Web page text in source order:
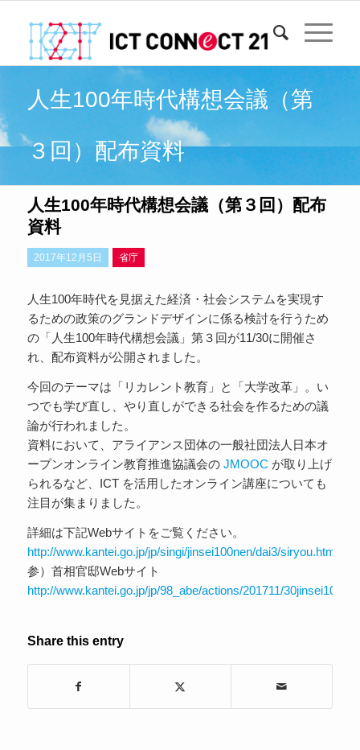
人生100年時代構想会議（第
３回）配布資料
人生100年時代構想会議（第３回）配布
資料
2017年12月5日 省庁
人生100年時代を見据えた経済・社会システムを実現す
るための政策のグランドデザインに係る検討を行うため
の「人生100年時代構想会議」第３回が11/30に開催さ
れ、配布資料が公開されました。
今回のテーマは「リカレント教育」と「大学改革」。い
つでも学び直し、やり直しができる社会を作るための議
論が行われました。
資料において、アライアンス団体の一般社団法人日本オ
ープンオンライン教育推進協議会の JMOOC が取り上げ
られるなど、ICT を活用したオンライン講座についても
注目が集まりました。
詳細は下記Webサイトをご覧ください。
http://www.kantei.go.jp/jp/singi/jinsei100nen/dai3/siryou.html
参）首相官邸Webサイト
http://www.kantei.go.jp/jp/98_abe/actions/201711/
Share this entry